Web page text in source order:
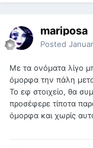
mariposa
Posted
Με τα ονόματα λίγο
όμορφα την πάλη
Το εφ στοιχείο, θα
προσέφερε τίποτα
όμορφα και χωρίς